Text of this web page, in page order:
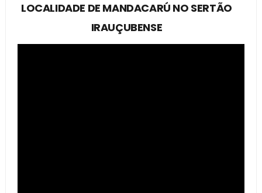
LOCALIDADE DE MANDACARÚ NO SERTÃO
IRAUÇUBENSE